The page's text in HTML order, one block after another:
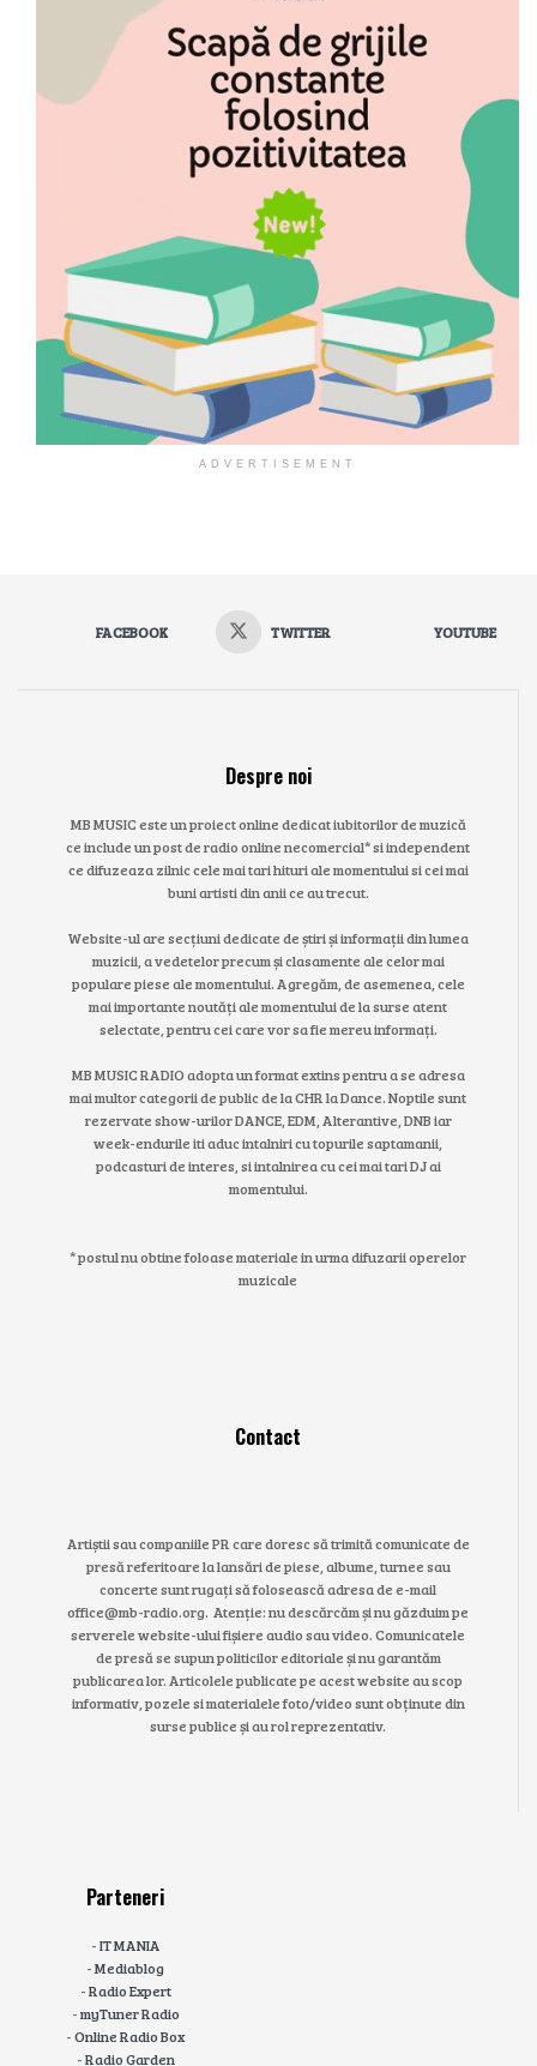
ADVERTISEMENT
FACEBOOK TWITTER YOUTUBE
Despre noi
MB MUSIC este un proiect online dedicat iubitorilor de muzică
ce include un post de radio online necomercial* si independent
ce difuzeaza zilnic cele mai tari hituri ale momentului si cei mai
buni artisti din anii ce au trecut.
Website-ul are secțiuni dedicate de știri și informații din lumea
muzicii, a vedetelor precum și clasamente ale celor mai
populare piese ale momentului. Agregăm, de asemenea, cele
mai importante noutăți ale momentului de la surse atent
selectate, pentru cei care vor sa fie mereu informați.
MB MUSIC RADIO adopta un format extins pentru a se adresa
mai multor categorii de public de la CHR la Dance. Noptile sunt
rezervate show-urilor DANCE, EDM, Alterantive, DNB iar
week-endurile iti aduc intalniri cu topurile saptamanii,
podcasturi de interes, si intalnirea cu cei mai tari DJ ai
momentului.
* postul nu obtine foloase materiale in urma difuzarii operelor
muzicale
Contact
Artiștii sau companiile PR care doresc să trimită comunicate de
presă referitoare la lansări de piese, albume, turnee sau
concerte sunt rugați să folosească adresa de e-mail
office@mb-radio.org. Atenție: nu descărcăm și nu găzduim pe
serverele website-ului fișiere audio sau video. Comunicatele
de presă se supun politicilor editoriale și nu garantăm
publicarea lor. Articolele publicate pe acest website au scop
informativ, pozele si materialele foto/video sunt obținute din
surse publice și au rol reprezentativ.
Parteneri
-IT MANIA
-Mediablog
-Radio Expert
-myTuner Radio
-Online Radio Box
-Radio Garden